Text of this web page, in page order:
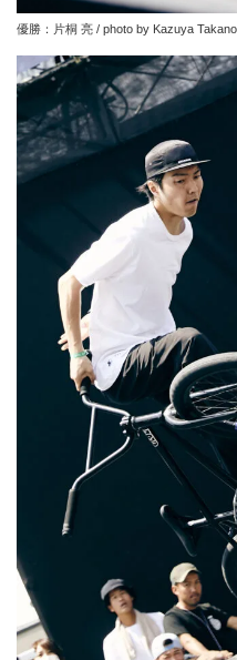
優勝：片桐 亮 / photo by Kazuya Takano